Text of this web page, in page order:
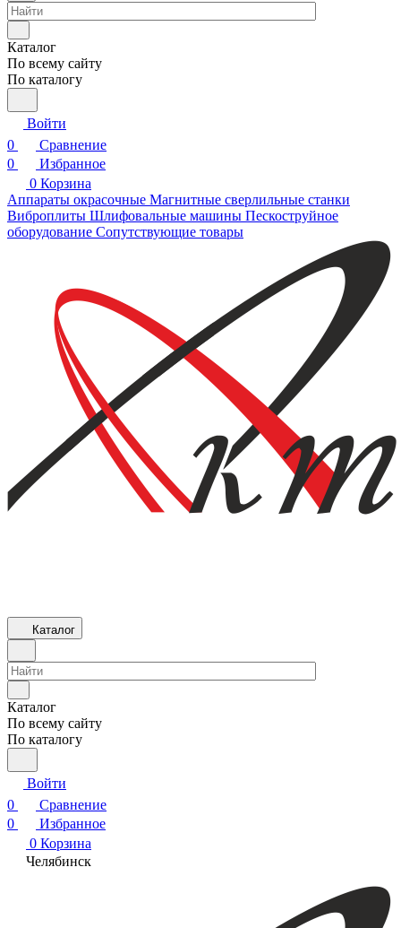
Каталог
По всему сайту
По каталогу
Войти
0
Сравнение
0
Избранное
0 Корзина
Аппараты окрасочные Магнитные сверлильные станки
Виброплиты Шлифовальные машины Пескоструйное
оборудование Сопутствующие товары
Каталог
Каталог
По всему сайту
По каталогу
Войти
0
Сравнение
0
Избранное
0 Корзина
Челябинск